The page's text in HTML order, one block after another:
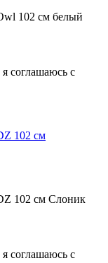
102 см белый
соглашаюсь с
102 см
102 см Слоник
соглашаюсь с